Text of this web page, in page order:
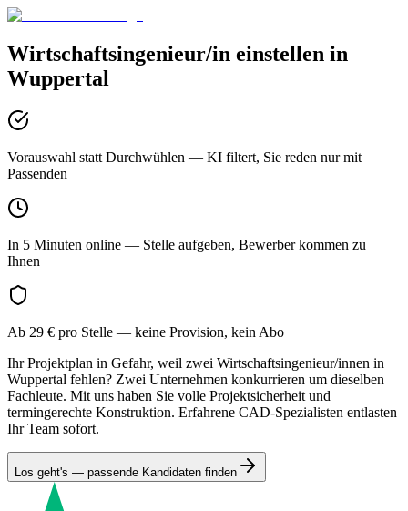
Wirtschaftsingenieur/in einstellen in
Wuppertal
Vorauswahl statt Durchwühlen — KI filtert, Sie reden nur mit
Passenden
In 5 Minuten online — Stelle aufgeben, Bewerber kommen zu
Ihnen
Ab 29 € pro Stelle — keine Provision, kein Abo
Ihr Projektplan in Gefahr, weil zwei Wirtschaftsingenieur/innen in
Wuppertal fehlen? Zwei Unternehmen konkurrieren um dieselben
Fachleute. Mit uns haben Sie volle Projektsicherheit und
termingerechte Konstruktion. Erfahrene CAD-Spezialisten entlasten
Ihr Team sofort.
Los geht's — passende Kandidaten finden